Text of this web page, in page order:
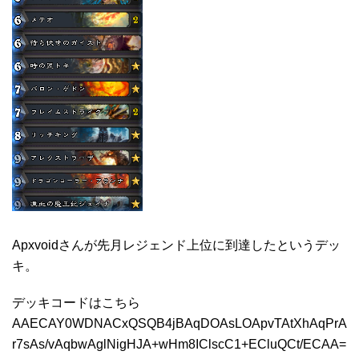
Apxvoidさんが先月レジェンド上位に到達したというデッ
キ。
デッキコードはこちら
AAECAY0WDNACxQSQB4jBAqDOAsLOApvTAtXhAqPrA
r7sAs/vAqbwAglNigHJA+wHm8IClscC1+ECluQCt/ECAA=